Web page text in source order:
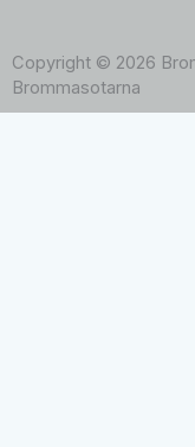
Copyright © 2026
Brommasotarna